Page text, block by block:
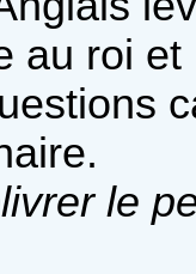
au roi
le